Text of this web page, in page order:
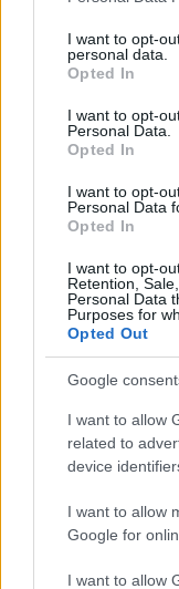
not limited to your
grant or deny
use your data for
consent section.
I want to opt-
personal data.
Opted In
I want to opt-
Personal Data.
Opted In
I want to opt-
Personal Data
Opted In
I want to opt-
Retention,
Personal Data
Purposes for
Opted Out
Google
I want to allow
related to
device
I want to allow
Google for
I want to allow